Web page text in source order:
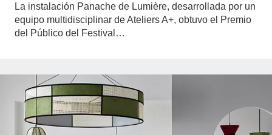
La instalación Panache de Lumière, desarrollada por un
equipo multidisciplinar de Ateliers A+, obtuvo el Premio
del Público del Festival…